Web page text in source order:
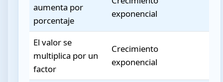
aumenta por
porcentaje
exponencial
El valor se
multiplica por un
factor
Crecimiento
exponencial